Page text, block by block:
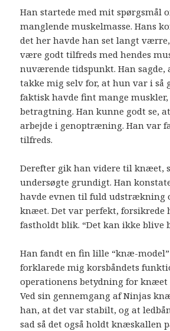
Han startede med mit spørgsmål
manglende muskelmasse. Hans
det her havde han set langt
være godt tilfreds med hendes
nuværende tidspunkt. Han sagde,
takke mig selv for, at hun var i så
faktisk havde fint mange
betragtning. Han kunne godt se,
arbejde i genoptræning. Han var
tilfreds.
Derefter gik han videre til knæet,
undersøgte grundigt. Han
havde evnen til fuld udstrækning
knæet. Det var perfekt, forsikrede
fastholdt blik. “Det kan ikke blive
Han fandt en fin lille “knæ-model”
forklarede mig korsbåndets
operationens betydning for knæet
Ved sin gennemgang af Ninjas
han, at det var stabilt, og at
sad så det også holdt knæskallen